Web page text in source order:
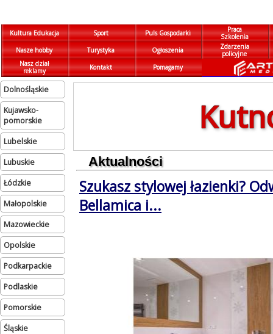
Kultura Edukacja Sport Puls Gospodarki
Praca
Szkolenia
Nasze hobby
Turystyka Ogłoszenia
Zdarzenia
policyjne
Nasz dział
reklamy
Kontakt Pomagamy
dolnośląskie
kujawsko-
pomorskie
lubelskie
lubuskie
łódzkie
małopolskie
mazowieckie
opolskie
podkarpackie
podlaskie
pomorskie
śląskie
Aktualności
Szukasz stylowej łazienki?
Bellamica i...